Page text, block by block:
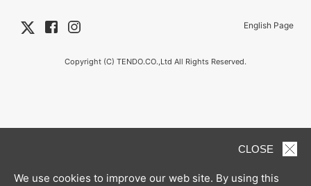
English Page
Copyright (C) TENDO.CO.,Ltd All Rights Reserved.
CLOSE
We use cookies to improve our web site. By using this